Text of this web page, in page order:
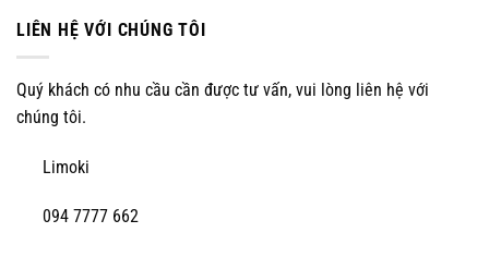
LIÊN HỆ VỚI CHÚNG TÔI
Quý khách có nhu cầu cần được tư vấn, vui lòng liên hệ với
chúng tôi.
Limoki
094 7777 662